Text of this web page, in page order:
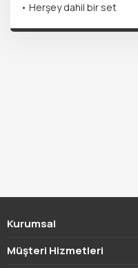
• Herşey dahil bir set
Kurumsal
Müşteri Hizmetleri